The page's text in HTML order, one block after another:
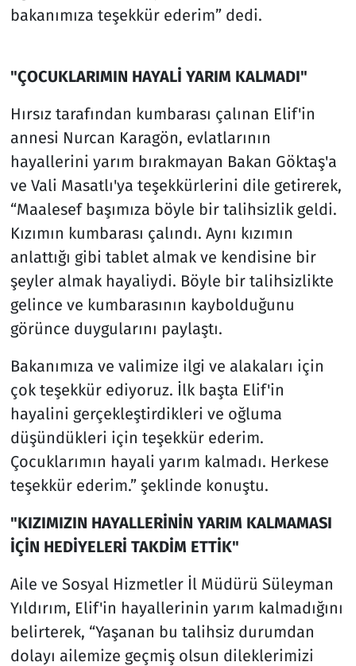
bakanımıza teşekkür ederim” dedi.
"ÇOCUKLARIMIN HAYALİ YARIM KALMADI"
Hırsız tarafından kumbarası çalınan Elif'in
annesi Nurcan Karagön, evlatlarının
hayallerini yarım bırakmayan Bakan Göktaş'a
ve Vali Masatlı'ya teşekkürlerini dile getirerek,
“Maalesef başımıza böyle bir talihsizlik geldi.
Kızımın kumbarası çalındı. Aynı kızımın
anlattığı gibi tablet almak ve kendisine bir
şeyler almak hayaliydi. Böyle bir talihsizlikte
gelince ve kumbarasının kaybolduğunu
görünce duygularını paylaştı.
Bakanımıza ve valimize ilgi ve alakaları için
çok teşekkür ediyoruz. İlk başta Elif'in
hayalini gerçekleştirdikleri ve oğluma
düşündükleri için teşekkür ederim.
Çocuklarımın hayali yarım kalmadı. Herkese
teşekkür ederim.” şeklinde konuştu.
"KIZIMIZIN HAYALLERİNİN YARIM KALMAMASI
İÇİN HEDİYELERİ TAKDİM ETTİK"
Aile ve Sosyal Hizmetler İl Müdürü Süleyman
Yıldırım, Elif'in hayallerinin yarım kalmadığını
belirterek, “Yaşanan bu talihsiz durumdan
dolayı ailemize geçmiş olsun dileklerimizi